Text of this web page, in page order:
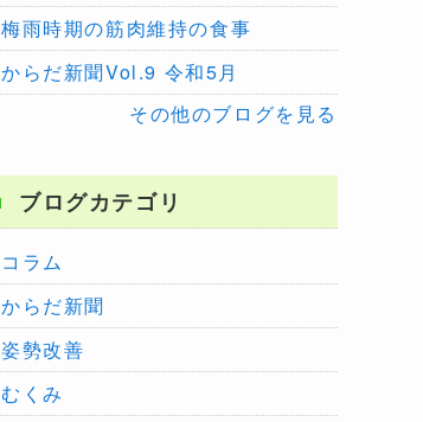
梅雨時期の筋肉維持の食事
からだ新聞Vol.9 令和5月
その他のブログを見る
ブログカテゴリ
コラム
からだ新聞
姿勢改善
むくみ